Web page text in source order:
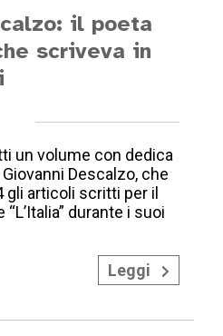
il poeta
scriveva in
un volume con dedica
Descalzo, che
articoli scritti per il
durante i suoi
Leggi